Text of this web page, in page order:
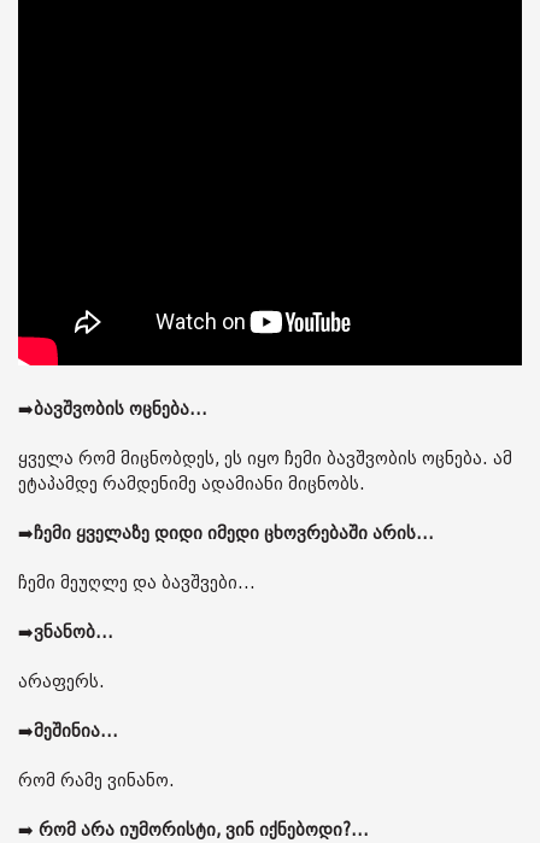
➡️ბავშვობის ოცნება...
ყველა რომ მიცნობდეს, ეს იყო ჩემი ბავშვობის ოცნება. ამ
ეტაპამდე რამდენიმე ადამიანი მიცნობს.
➡️ჩემი ყველაზე დიდი იმედი ცხოვრებაში არის...
ჩემი მეუღლე და ბავშვები...
➡️ვნანობ...
არაფერს.
➡️მეშინია...
რომ რამე ვინანო.
➡️ რომ არა იუმორისტი, ვინ იქნებოდი?...